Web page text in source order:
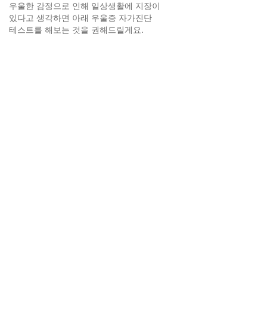
우울한 감정으로 인해 일상생활에 지장이
있다고 생각하면 아래 우울증 자가진단
테스트를 해보는 것을 권해드릴게요.